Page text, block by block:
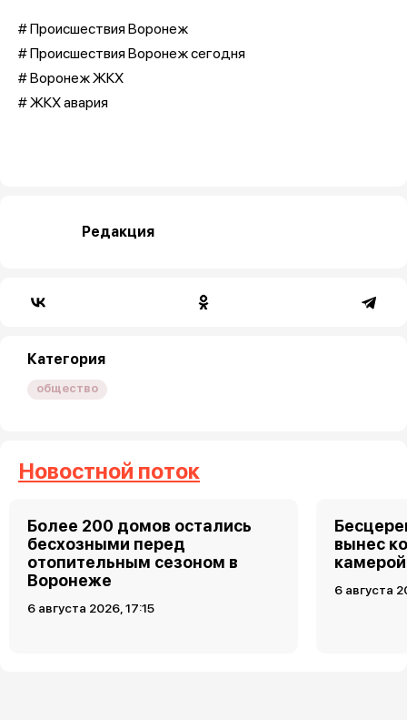
# Происшествия Воронеж
# Происшествия Воронеж сегодня
# Воронеж ЖКХ
# ЖКХ авария
Редакция
Категория
общество
Новостной поток
Более 200 домов остались
бесхозными перед
отопительным сезоном в
Воронеже
6 августа 2026, 17:15
вынес
6 августа